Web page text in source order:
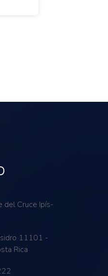
del Cruce Ipís-
11101 -
Rica